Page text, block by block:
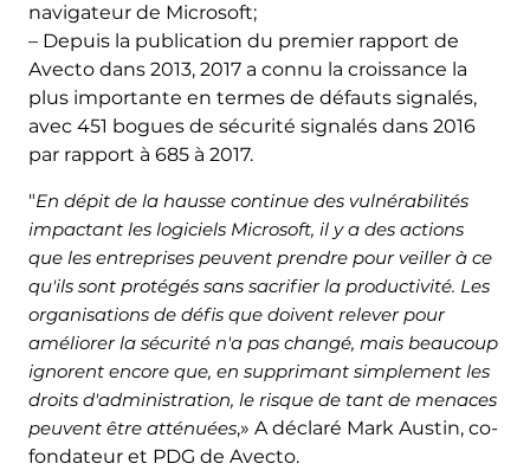
navigateur de Microsoft;
– Depuis la publication du premier rapport de
Avecto dans 2013, 2017 a connu la croissance la
plus importante en termes de défauts signalés,
avec 451 bogues de sécurité signalés dans 2016
par rapport à 685 à 2017.
"En dépit de la hausse continue des vulnérabilités
impactant les logiciels Microsoft, il y a des actions
que les entreprises peuvent prendre pour veiller à ce
qu'ils sont protégés sans sacrifier la productivité. Les
organisations de défis que doivent relever pour
améliorer la sécurité n'a pas changé, mais beaucoup
ignorent encore que, en supprimant simplement les
droits d'administration, le risque de tant de menaces
peuvent être atténuées,» A déclaré Mark Austin, co-
fondateur et PDG de Avecto.